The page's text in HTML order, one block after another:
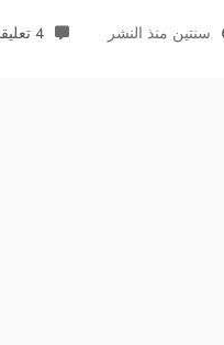
سنتين منذ النشر 4 تعليقات